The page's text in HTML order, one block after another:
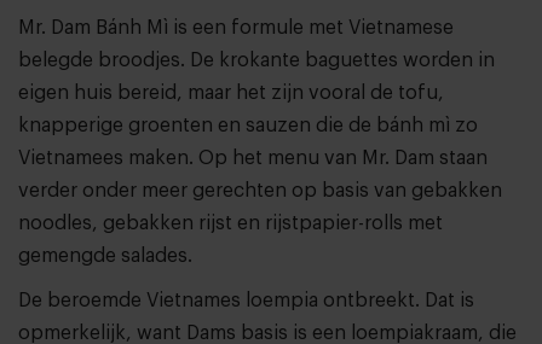
Mr. Dam Bánh Mì is een formule met Vietnamese
belegde broodjes. De krokante baguettes worden in
eigen huis bereid, maar het zijn vooral de tofu,
knapperige groenten en sauzen die de bánh mì zo
Vietnamees maken. Op het menu van Mr. Dam staan
verder onder meer gerechten op basis van gebakken
noodles, gebakken rijst en rijstpapier-rolls met
gemengde salades.
De beroemde Vietnames loempia ontbreekt. Dat is
opmerkelijk, want Dams basis is een loempiakraam, die